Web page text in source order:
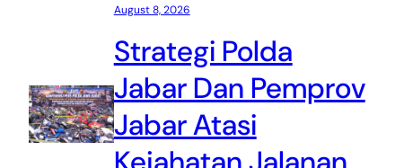
August 8, 2026
Strategi Polda
Jabar Dan Pemprov
Jabar Atasi